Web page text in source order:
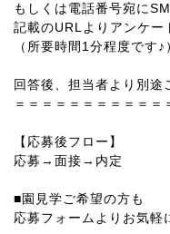
もしくは電話番号宛に
記載のURLよりアンケー
（所要時間1分程度です♪
回答後、担当者より別途
＝＝＝＝＝＝＝＝＝＝＝
【応募後フロー】
応募→面接→内定
■園見学ご希望の方も
応募フォームよりお気軽